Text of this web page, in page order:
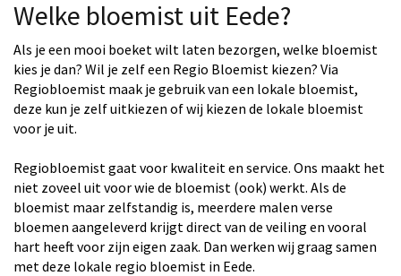
Welke bloemist uit Eede?
Als je een mooi boeket wilt laten bezorgen, welke bloemist
kies je dan? Wil je zelf een Regio Bloemist kiezen? Via
Regiobloemist maak je gebruik van een lokale bloemist,
deze kun je zelf uitkiezen of wij kiezen de lokale bloemist
voor je uit.
Regiobloemist gaat voor kwaliteit en service. Ons maakt het
niet zoveel uit voor wie de bloemist (ook) werkt. Als de
bloemist maar zelfstandig is, meerdere malen verse
bloemen aangeleverd krijgt direct van de veiling en vooral
hart heeft voor zijn eigen zaak. Dan werken wij graag samen
met deze lokale regio bloemist in Eede.